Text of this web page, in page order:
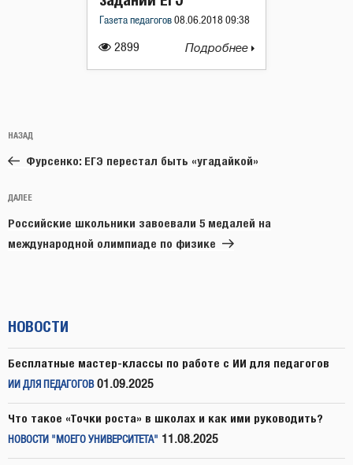
2899
Газета педагогов 08.06.2018 09:38
Подробнее
по
записям
Предыдущая
запись:
НАЗАД
Фурсенко: ЕГЭ перестал быть «угадайкой»
Следующая
запись
ДАЛЕЕ
Российские школьники завоевали 5 медалей на
международной олимпиаде по физике
НОВОСТИ
Бесплатные мастер-классы по работе с ИИ для педагогов
ИИ ДЛЯ ПЕДАГОГОВ 01.09.2025
Что такое «Точки роста» в школах и как ими руководить?
НОВОСТИ "МОЕГО УНИВЕРСИТЕТА" 11.08.2025